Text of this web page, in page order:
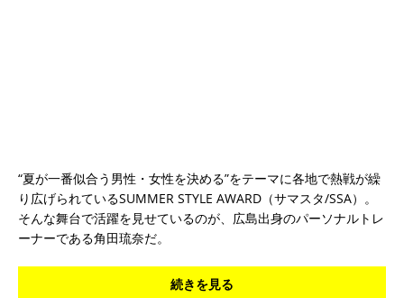
“夏が一番似合う男性・女性を決める”をテーマに各地で熱戦が繰
り広げられているSUMMER STYLE AWARD（サマスタ/SSA）。
そんな舞台で活躍を見せているのが、広島出身のパーソナルトレ
ーナーである角田琉奈だ。
続きを見る